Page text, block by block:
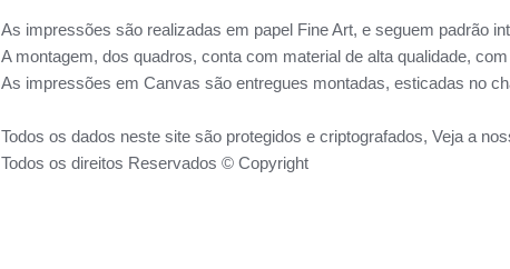
As impressões são realizadas em papel Fine Art, e seguem padrão
A montagem, dos quadros, conta com material de alta qualidade,
As impressões em Canvas são entregues montadas, esticadas no
Todos os dados neste site são protegidos e criptografados, Veja a
Todos os direitos Reservados © Copyright